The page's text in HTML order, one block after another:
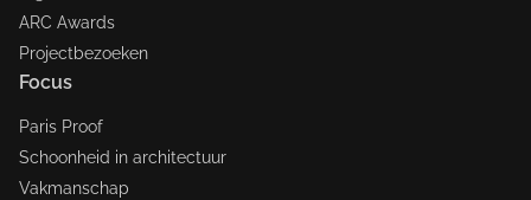
ARC Awards
Projectbezoeken
Focus
Paris Proof
Schoonheid in architectuur
Vakmanschap